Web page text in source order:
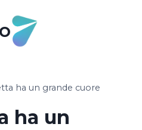
ha un grande cuore
ha un